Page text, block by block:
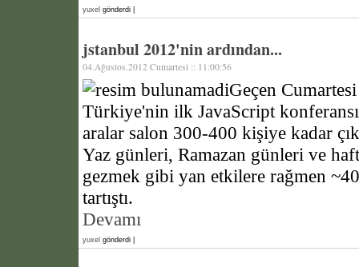
yuxel gönderdi |
jstanbul 2012'nin ardından...
04.Ağustos.2012 Cumartesi :: 11:00:56
Geçen
Türkiye'nin ilk JavaScript
aralar salon 300-400 kişiye kadar
Yaz günleri, Ramazan günleri ve
gezmek gibi yan etkilere rağmen
tartıştı.
Devamı
yuxel gönderdi |